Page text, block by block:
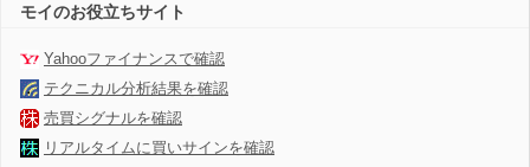
モイのお役立ちサイト
Yahooファイナンスで確認
テクニカル分析結果を確認
売買シグナルを確認
リアルタイムに買いサインを確認